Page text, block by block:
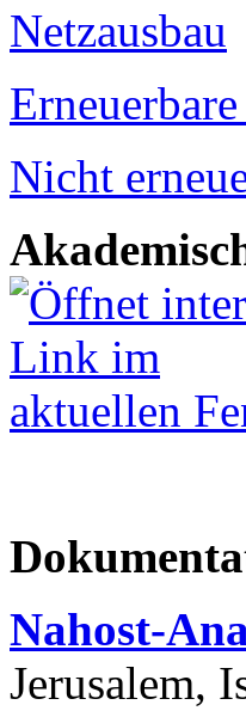
Netzausbau
Nicht
Nahost-
Jerusalem,